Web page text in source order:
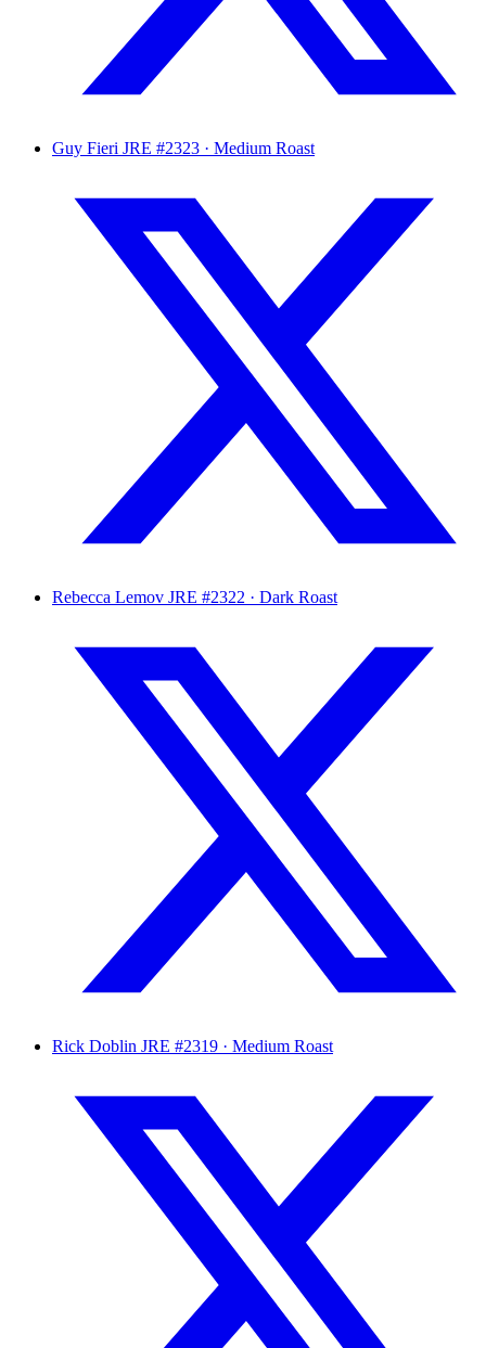
Guy Fieri JRE #2323 · Medium Roast
Rebecca Lemov JRE #2322 · Dark Roast
Rick Doblin JRE #2319 · Medium Roast